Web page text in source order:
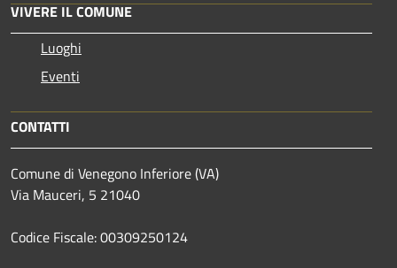
VIVERE IL COMUNE
Luoghi
Eventi
CONTATTI
Comune di Venegono Inferiore (VA)
Via Mauceri, 5 21040
Codice Fiscale: 00309250124